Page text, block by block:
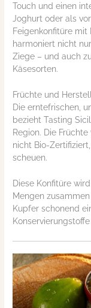
Touch und einen
Joghurt oder als
Feigenkonfitüre mit
harmoniert nicht
Ziege – und auch
Käsesorten.
Früchte und
Die erntefrischen,
bezieht Tasting
Region. Die
nicht Bio-
scheuen.
Diese Konfitüre
Mengen
Kupfer schonend